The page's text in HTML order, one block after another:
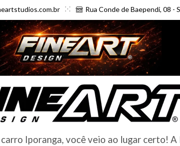
Rua Conde de Baependi, 08 -
Iporanga, você veio ao lugar certo!